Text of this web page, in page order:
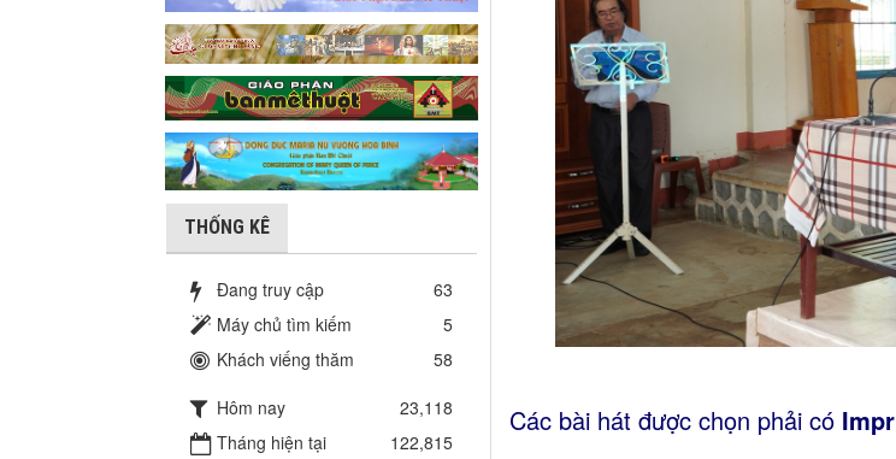
Các bài hát được chọn phải có
THỐNG KÊ
Đang truy cập
63
Máy chủ tìm kiếm
5
Khách viếng thăm
58
Hôm nay
23,118
Tháng hiện tại
122,815